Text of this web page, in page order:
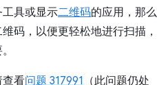
具或显示二维码的应用，那么
码，以便更轻松地进行扫描，
查看问题 317991 （此问题仍处